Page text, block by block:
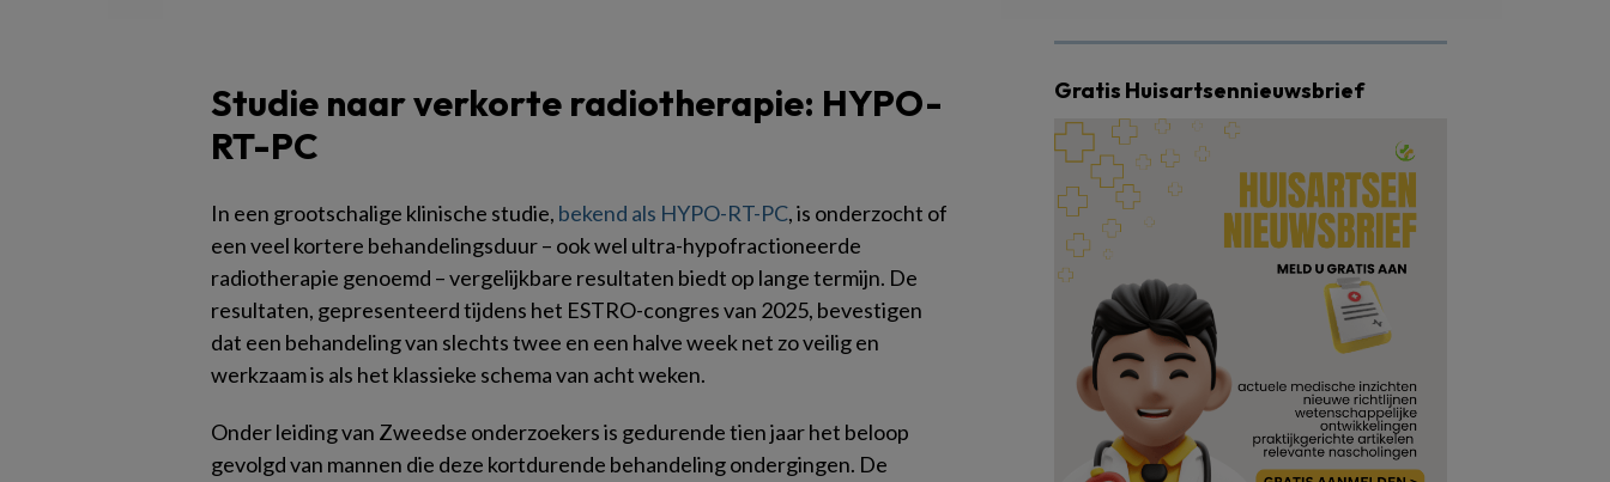
Studie naar verkorte radiotherapie: HYPO-
RT-PC
In een grootschalige klinische studie, bekend als HYPO-RT-PC, is onderzocht of
een veel kortere behandelingsduur – ook wel ultra-hypofractioneerde
radiotherapie genoemd – vergelijkbare resultaten biedt op lange termijn. De
resultaten, gepresenteerd tijdens het ESTRO-congres van 2025, bevestigen
dat een behandeling van slechts twee en een halve week net zo veilig en
werkzaam is als het klassieke schema van acht weken.
Onder leiding van Zweedse onderzoekers is gedurende tien jaar het beloop
gevolgd van mannen die deze kortdurende behandeling ondergingen. De
Gratis Huisartsennieuwsbrief